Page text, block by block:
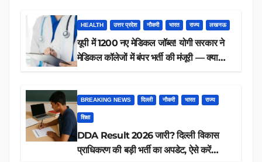
HEALTH उत्तर प्रदेश नौकरी भारत राज्य लखनऊ
यूपी में 1200 नए मेडिकल जॉब्स! योगी सरकार ने
मेडिकल कॉलेजों में बंपर भर्ती की मंजूरी — क्या
BREAKING NEWS दिल्ली नौकरी भारत राज्य
शिक्षा
DDA Result 2026 जारी? दिल्ली विकास
प्राधिकरण की बड़ी भर्ती का अपडेट, ऐसे करें